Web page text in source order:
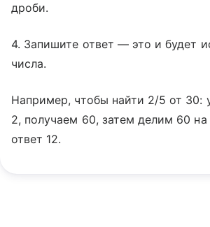
дроби.
4. Запишите ответ — это и будет
числа.
Например, чтобы найти 2/5 от 30:
2, получаем 60, затем делим 60
ответ 12.